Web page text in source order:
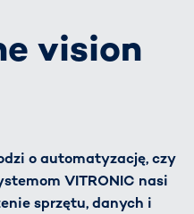
vision
o automatyzację, czy
VITRONIC nasi
sprzętu, danych i